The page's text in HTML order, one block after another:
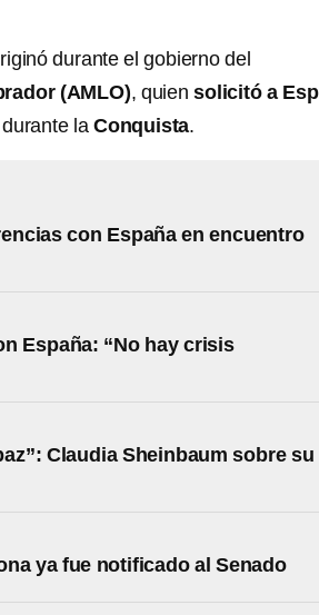
durante el gobierno del
(AMLO), quiensolicitó a
laConquista.
con España en encuentro
España: “No hay crisis
Claudia Sheinbaum sobre su
ya fue notificado al Senado